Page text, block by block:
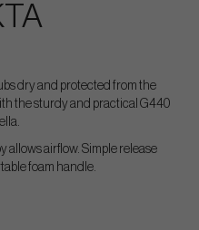
dry and protected from the
the sturdy and practical G440
allows airflow. Simple release
foam handle.